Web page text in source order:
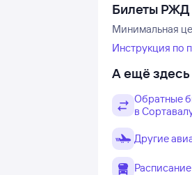
Билеты РЖД
Минимальная
Инструкция по
А ещё
Обратные
в
Другие